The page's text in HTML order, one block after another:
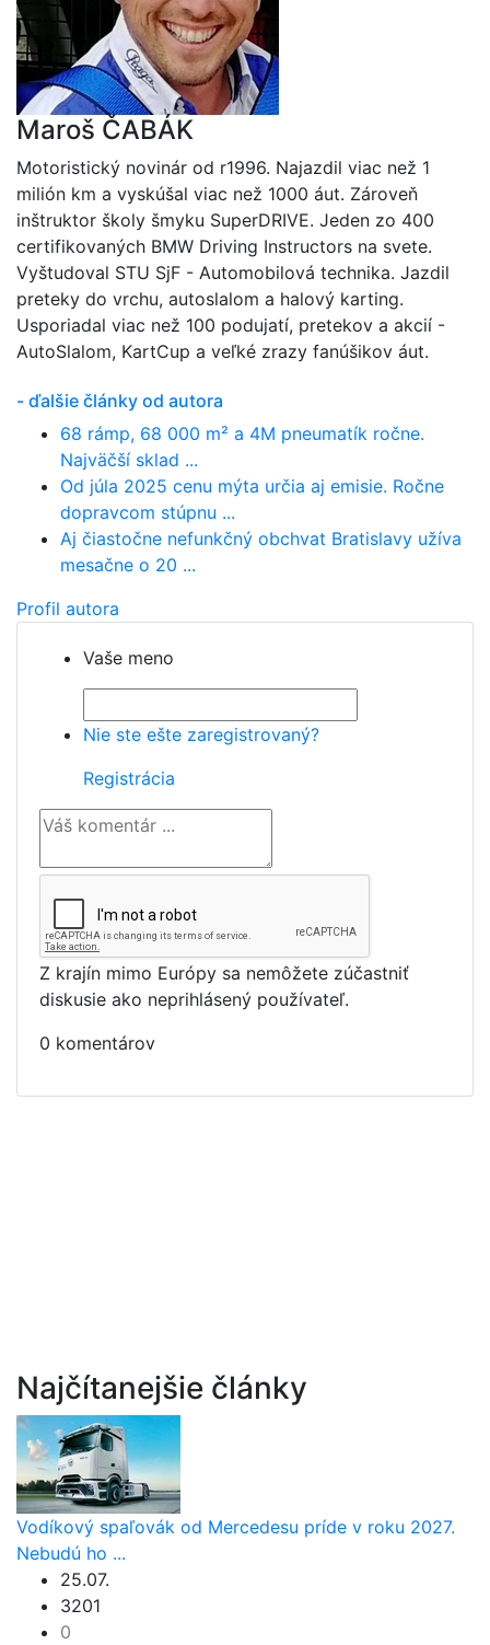
Maroš ČABÁK
Motoristický novinár od r1996. Najazdil viac než 1
milión km a vyskúšal viac než 1000 áut. Zároveň
inštruktor školy šmyku SuperDRIVE. Jeden zo 400
certifikovaných BMW Driving Instructors na svete.
Vyštudoval STU SjF - Automobilová technika. Jazdil
preteky do vrchu, autoslalom a halový karting.
Usporiadal viac než 100 podujatí, pretekov a akcií -
AutoSlalom, KartCup a veľké zrazy fanúšikov áut.
- ďalšie články od autora
68 rámp, 68 000 m² a 4M pneumatík ročne.
Najväčší sklad ...
Od júla 2025 cenu mýta určia aj emisie. Ročne
dopravcom stúpnu ...
Aj čiastočne nefunkčný obchvat Bratislavy užíva
mesačne o 20 ...
Profil autora
Vaše meno
Nie ste ešte zaregistrovaný?
Registrácia
Z krajín mimo Európy sa nemôžete zúčastniť
diskusie ako neprihlásený používateľ.
0 komentárov
Najčítanejšie články
Vodíkový spaľovák od Mercedesu príde v roku 2027.
Nebudú ho ...
25.07.
3201
0